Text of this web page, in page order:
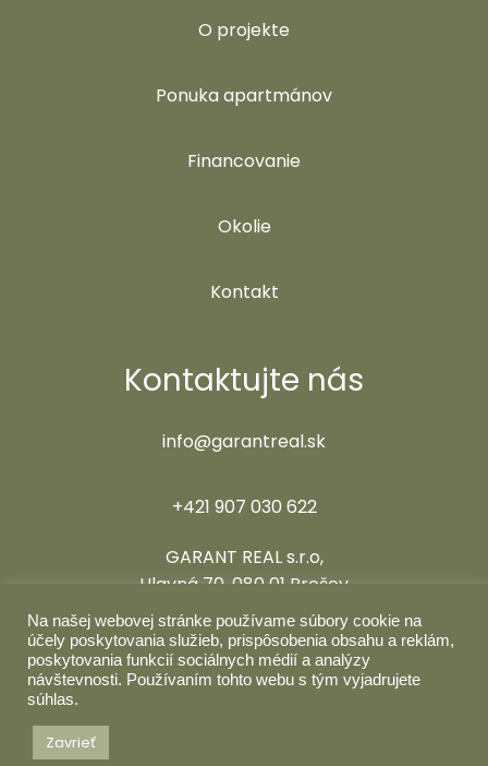
O projekte
Ponuka apartmánov
Financovanie
Okolie
Kontakt
Kontaktujte nás
info@garantreal.sk
+421 907 030 622
GARANT REAL s.r.o,
Hlavná 70, 080 01 Prešov
Sledujte nás
Na našej webovej stránke používame súbory cookie na
účely poskytovania služieb, prispôsobenia obsahu a reklám,
poskytovania funkcií sociálnych médií a analýzy
návštevnosti. Používaním tohto webu s tým vyjadrujete
súhlas.
Zavrieť